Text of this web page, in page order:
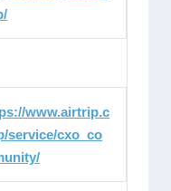
www.airtrip.c
service/cxo_co